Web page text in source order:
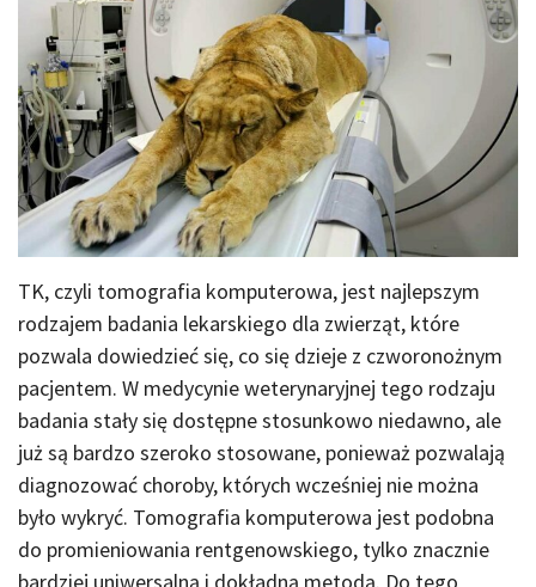
TK, czyli tomografia komputerowa, jest najlepszym
rodzajem badania lekarskiego dla zwierząt, które
pozwala dowiedzieć się, co się dzieje z czworonożnym
pacjentem. W medycynie weterynaryjnej tego rodzaju
badania stały się dostępne stosunkowo niedawno, ale
już są bardzo szeroko stosowane, ponieważ pozwalają
diagnozować choroby, których wcześniej nie można
było wykryć. Tomografia komputerowa jest podobna
do promieniowania rentgenowskiego, tylko znacznie